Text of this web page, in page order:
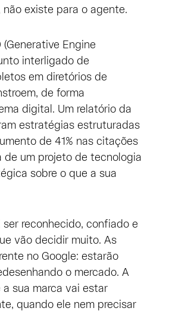
existe para o agente.
Engine
interligado de
em diretórios de
de forma
digital. Um relatório da
estratégias estruturadas
de 41% nas citações
de um projeto de tecnologia
sobre o que a sua
reconhecido, confiado e
vão decidir muito. As
no Google: estarão
o mercado. A
sua marca vai estar
quando ele nem precisar